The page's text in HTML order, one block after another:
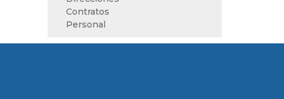
Contratos
Personal